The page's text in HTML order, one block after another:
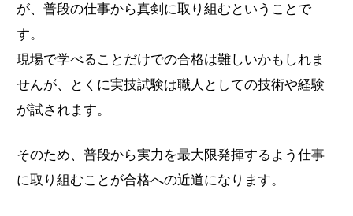
が、普段の仕事から真剣に取り組むということで
す。
現場で学べることだけでの合格は難しいかもしれま
せんが、とくに実技試験は職人としての技術や経験
が試されます。
そのため、普段から実力を最大限発揮するよう仕事
に取り組むことが合格への近道になります。